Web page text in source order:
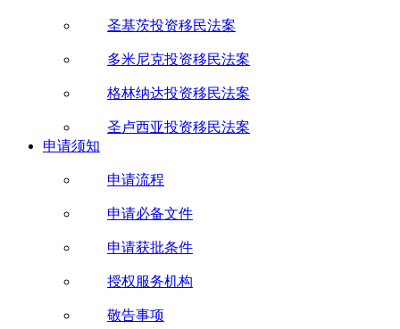
圣基茨投资移民法案
多米尼克投资移民法案
格林纳达投资移民法案
圣卢西亚投资移民法案
申请须知
申请流程
申请必备文件
申请获批条件
授权服务机构
敬告事项